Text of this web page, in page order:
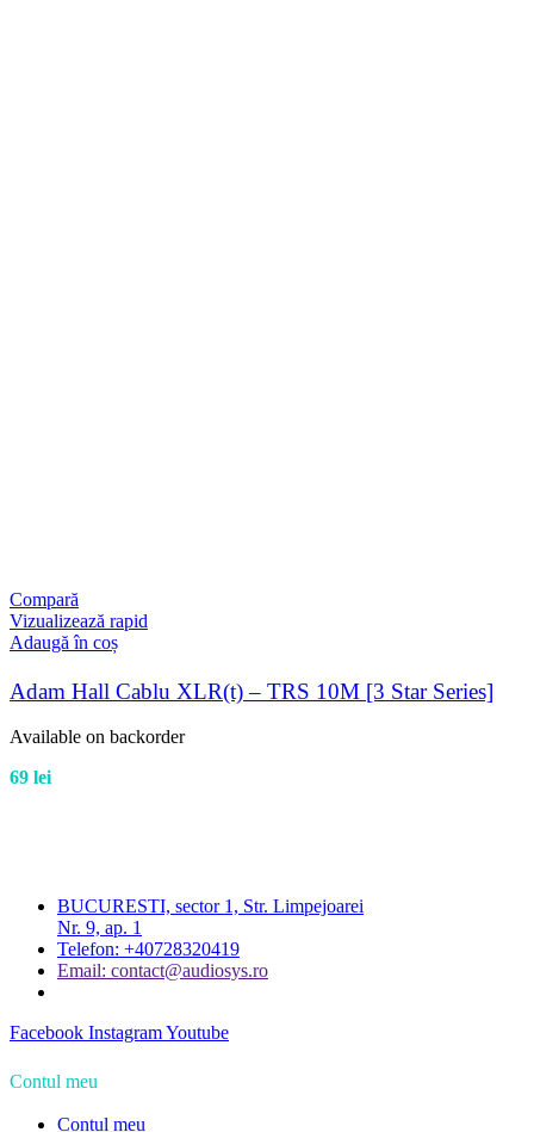
Compară
Vizualizează rapid
Adaugă în coș
Adam Hall Cablu XLR(t) – TRS 10M [3 Star Series]
Available on backorder
69 lei
BUCURESTI, sector 1, Str. Limpejoarei
Nr. 9, ap. 1
Telefon: +40728320419
Email: contact@audiosys.ro
Facebook InstagramYoutube
Contul meu
Contul meu